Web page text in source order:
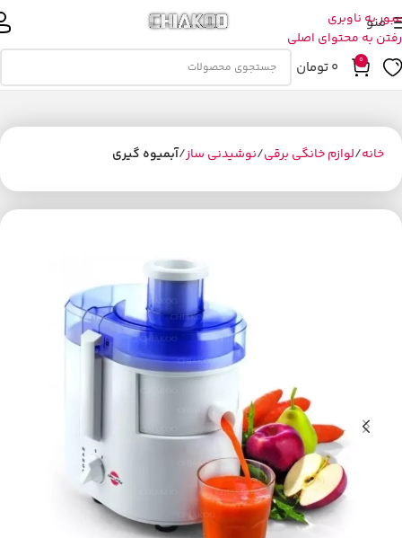
عبور به ناوبری
رفتن به محتوای اصلی
منو
0
0تومان
خانه لوازم خانگی برقی نوشیدنی ساز آبمیوه گیری